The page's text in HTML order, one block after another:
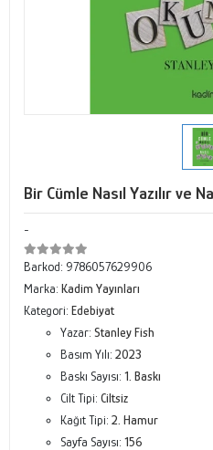
Bir Cümle Nasıl Yazılır ve
-
Barkod: 9786057629906
Marka: Kadim Yayınları
Kategori: Edebiyat
Yazar: Stanley Fish
Basım Yılı: 2023
Baskı Sayısı: 1. Baskı
Cilt Tipi: Ciltsiz
Kağıt Tipi: 2. Hamur
Sayfa Sayısı: 156